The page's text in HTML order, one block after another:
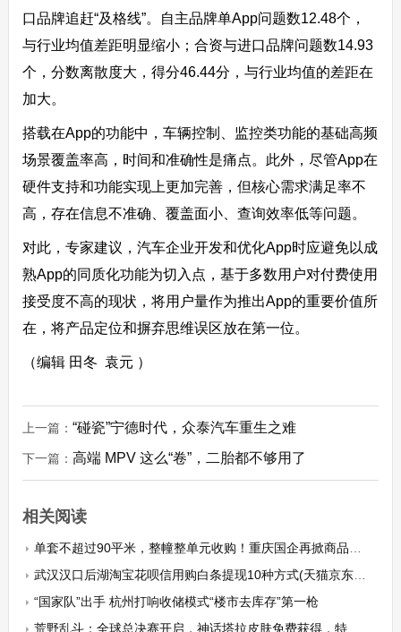
口品牌追赶“及格线”。自主品牌单App问题数12.48个，
与行业均值差距明显缩小；合资与进口品牌问题数14.93
个，分数离散度大，得分46.44分，与行业均值的差距在
加大。
搭载在App的功能中，车辆控制、监控类功能的基础高频
场景覆盖率高，时间和准确性是痛点。此外，尽管App在
硬件支持和功能实现上更加完善，但核心需求满足率不
高，存在信息不准确、覆盖面小、查询效率低等问题。
对此，专家建议，汽车企业开发和优化App时应避免以成
熟App的同质化功能为切入点，基于多数用户对付费使用
接受度不高的现状，将用户量作为推出App的重要价值所
在，将产品定位和摒弃思维误区放在第一位。
（编辑 田冬 袁元 ）
上一篇： “碰瓷”宁德时代，众泰汽车重生之难
下一篇： 高端 MPV 这么“卷”，二胎都不够用了
相关阅读
单套不超过90平米，整幢整单元收购！重庆国企再掀商品房收购潮，已有多个项目进行申报
武汉汉口后湖淘宝花呗信用购白条提现10种方式(天猫京东旗舰店支持线下当面交易)
“国家队”出手 杭州打响收储模式“楼市去库存”第一枪
荒野乱斗：全球总决赛开启，神话塔拉皮肤免费获得，特效太炫酷